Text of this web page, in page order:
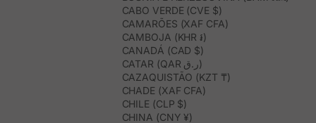
CABO VERDE (CVE $)
CAMARÕES (XAF CFA)
CAMBOJA (KHR ៛)
CANADÁ (CAD $)
CATAR (QAR ر.ق)
CAZAQUISTÃO (KZT ₸)
CHADE (XAF CFA)
CHILE (CLP $)
CHINA (CNY ¥)